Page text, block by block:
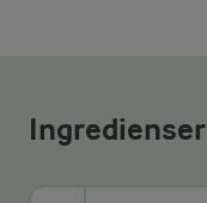
Ingredienser